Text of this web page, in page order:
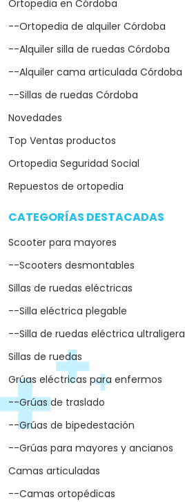
Ortopedia en Córdoba
--Ortopedia de alquiler Córdoba
--Alquiler silla de ruedas Córdoba
--Alquiler cama articulada Córdoba
--Sillas de ruedas Córdoba
Novedades
Top Ventas productos
Ortopedia Seguridad Social
Repuestos de ortopedia
CATEGORÍAS DESTACADAS
Scooter para mayores
--Scooters desmontables
Sillas de ruedas eléctricas
--Silla eléctrica plegable
--Silla de ruedas eléctrica ultraligera
Sillas de ruedas
Grúas eléctricas para enfermos
--Grúas de traslado
--Grúas de bipedestación
--Grúas para mayores y ancianos
Camas articuladas
--Camas ortopédicas